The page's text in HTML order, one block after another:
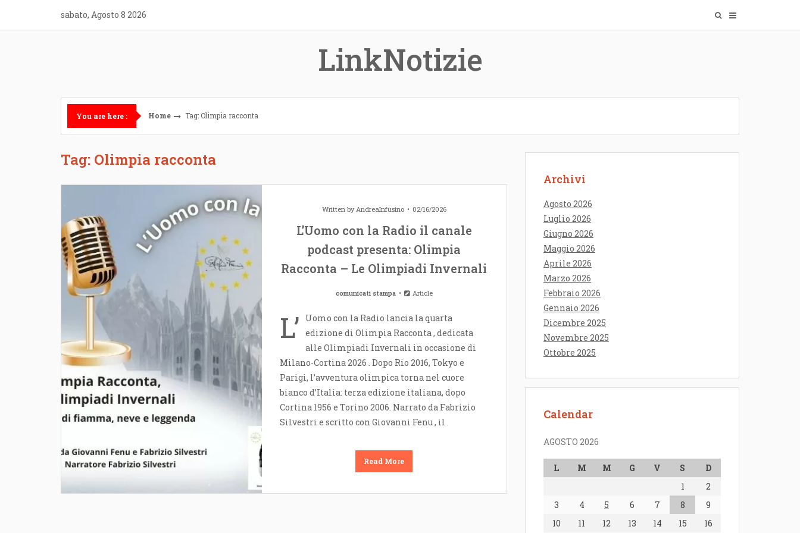
content
sabato, Agosto 8 2026
LinkNotizie
You are here : Home Tag: Olimpia racconta
Tag: Olimpia racconta
Written byAndreaInfusino 02/16/2026
L’Uomo con la Radio il canale
podcast presenta: Olimpia
Racconta – Le Olimpiadi Invernali
comunicati stampa Article
L’
Uomo con la Radio lancia la quarta
edizione di Olimpia Racconta , dedicata
alle Olimpiadi Invernali in occasione di
Milano-Cortina 2026 . Dopo Rio 2016, Tokyo e
Parigi, l’avventura olimpica torna nel cuore
bianco d’Italia: terza edizione italiana, dopo
Cortina 1956 e Torino 2006. Narrato da Fabrizio
Silvestri e scritto con Giovanni Fenu , il
Read More
Archivi
Agosto 2026
Luglio 2026
Giugno 2026
Maggio 2026
Aprile 2026
Marzo 2026
Febbraio 2026
Gennaio 2026
Dicembre 2025
Novembre 2025
Ottobre 2025
Calendar
AGOSTO 2026
L M M G V S
D
1
2
3
4 5 6 7 8
9
10
11 12 13 14 15
16